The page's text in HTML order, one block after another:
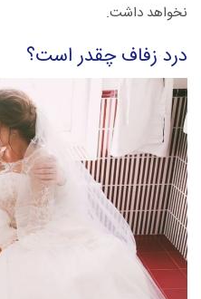
نخواهد داشت.
درد زفاف چقدر است؟